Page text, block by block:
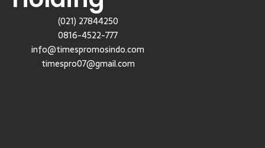
(021) 27844250
0816-4522-777
info@timespromosindo.com
timespro07@gmail.com